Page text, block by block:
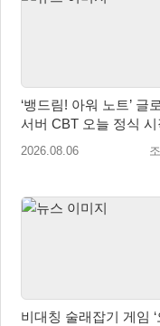
‘뱅드림! 아워 노트’ 글
서버 CBT 오늘 정식 시
2026.08.06
비대칭 술래잡기 게임